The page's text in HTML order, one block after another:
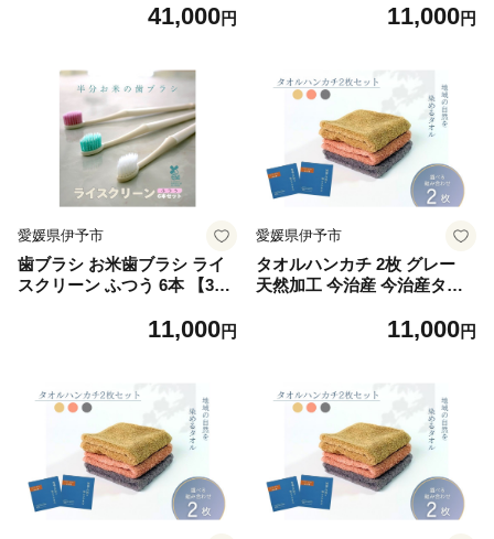
41,000円
ブラシ オーラルケア ハブラ
11,000円
愛媛県伊予市
歯ブラシ お米歯ブラシ ライ
スクリーン ふつう 6本 【3色
オーラルケア ハブラシ 山陽
11,000円
愛媛県伊予市
タオルハンカチ 2枚 グレー
天然加工 今治産 今治産タオ
河上工芸所｜B41611,000円